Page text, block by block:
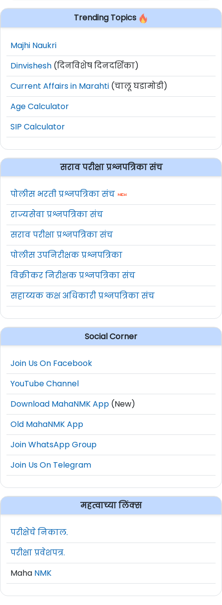
Trending Topics
Majhi Naukri
Dinvishesh (दिनविशेष दिनदर्शिका)
Current Affairs in Marahti (चालू घडामोडी)
Age Calculator
SIP Calculator
सराव परीक्षा प्रश्नपत्रिका संच
पोलीस भरती प्रश्नपत्रिका संच
राज्यसेवा प्रश्नपत्रिका संच
सराव परीक्षा प्रश्नपत्रिका संच
पोलीस उपनिरीक्षक प्रश्नपत्रिका
विक्रीकर निरीक्षक प्रश्नपत्रिका संच
सहाय्यक कक्ष अधिकारी प्रश्नपत्रिका संच
Social Corner
Join Us On Facebook
YouTube Channel
Download MahaNMK App (New)
Old MahaNMK App
Join WhatsApp Group
Join Us On Telegram
महत्वाच्या लिंक्स
परीक्षेचे निकाल.
परीक्षा प्रवेशपत्र.
Maha NMK